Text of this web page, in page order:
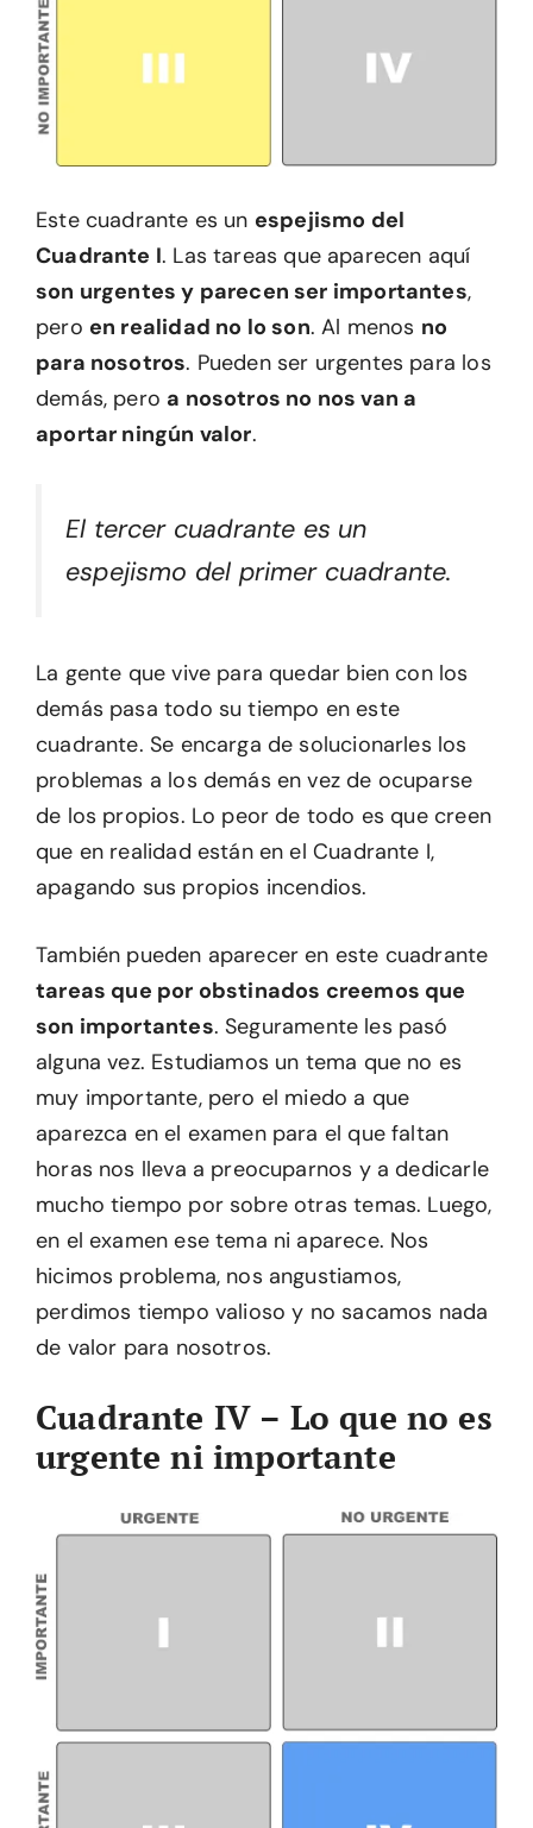
Este cuadrante es un espejismo del
Cuadrante I. Las tareas que aparecen aquí
son urgentes y parecen ser importantes,
pero en realidad no lo son. Al menos no
para nosotros. Pueden ser urgentes para los
demás, pero a nosotros no nos van a
aportar ningún valor.
El tercer cuadrante es un
espejismo del primer cuadrante.
La gente que vive para quedar bien con los
demás pasa todo su tiempo en este
cuadrante. Se encarga de solucionarles los
problemas a los demás en vez de ocuparse
de los propios. Lo peor de todo es que creen
que en realidad están en el Cuadrante I,
apagando sus propios incendios.
También pueden aparecer en este cuadrante
tareas que por obstinados creemos que
son importantes. Seguramente les pasó
alguna vez. Estudiamos un tema que no es
muy importante, pero el miedo a que
aparezca en el examen para el que faltan
horas nos lleva a preocuparnos y a dedicarle
mucho tiempo por sobre otras temas. Luego,
en el examen ese tema ni aparece. Nos
hicimos problema, nos angustiamos,
perdimos tiempo valioso y no sacamos nada
de valor para nosotros.
Cuadrante IV – Lo que no es
urgente ni importante